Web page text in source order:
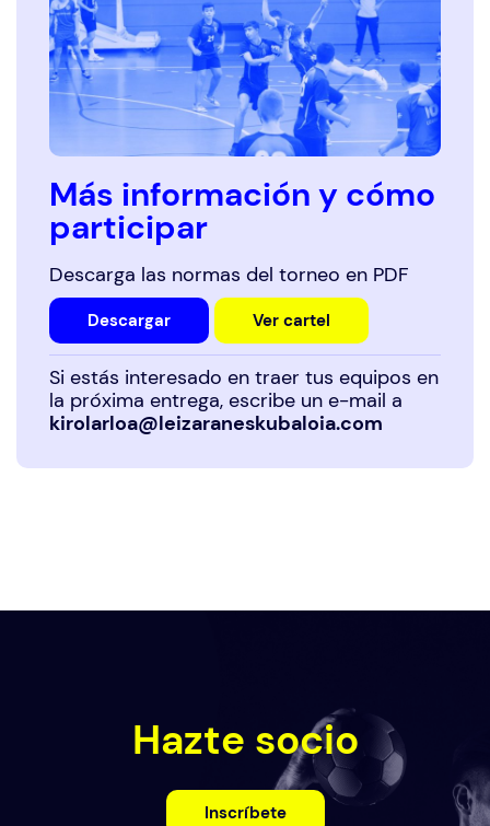
Más información y cómo
participar
Descarga las normas del torneo en PDF
Descargar Ver cartel
Si estás interesado en traer tus equipos en
la próxima entrega, escribe un e-mail a
kirolarloa@leizaraneskubaloia.com
Hazte socio
Inscríbete